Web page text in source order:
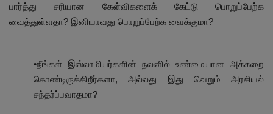
பார்த்து சரியான கேள்விகளைக் கேட்டு பொறுப்பேற்க
வைத்துள்ளதா? இனியாவது பொறுப்பேற்க வைக்குமா?
•நீங்கள் இஸ்லாமியர்களின் நலனில் உண்மையான அக்கறை
கொண்டிருக்கிறீர்களா, அல்லது இது வெறும் அரசியல்
சந்தர்ப்பவாதமா?